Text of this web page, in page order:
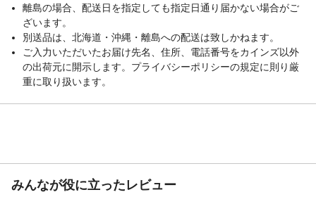
離島の場合、配送日を指定しても指定日通り届かない場合がご
ざいます。
別送品は、北海道・沖縄・離島への配送は致しかねます。
ご入力いただいたお届け先名、住所、電話番号をカインズ以外
の出荷元に開示します。プライバシーポリシーの規定に則り厳
重に取り扱います。
みんなが役に立ったレビュー